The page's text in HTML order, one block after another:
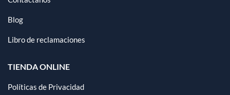
Blog
Libro de reclamaciones
TIENDA ONLINE
Políticas de Privacidad